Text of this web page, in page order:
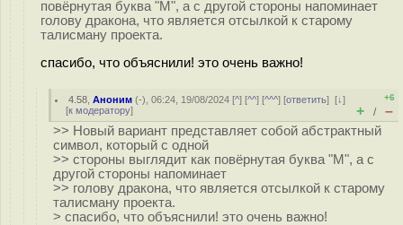
повёрнутая буква "M", а с другой стороны напоминает
голову дракона, что является отсылкой к старому
талисману проекта.
спасибо, что объяснили! это очень важно!
4.58 ,Аноним (-), 06:24, 19/08/2024 [^] [^^] [^^^] [ответить][↓]
[к модератору]
+6
+ / –
>> Новый вариант представляет собой абстрактный
символ, который с одной
>> стороны выглядит как повёрнутая буква "M", а с
другой стороны напоминает
>> голову дракона, что является отсылкой к старому
талисману проекта.
> спасибо, что объяснили! это очень важно!